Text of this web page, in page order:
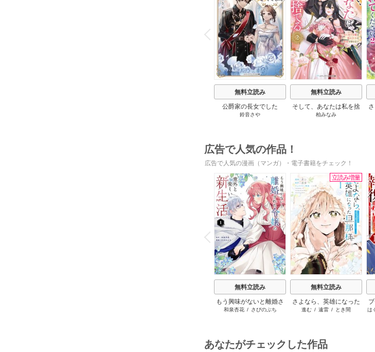
P
r
e
v
i
o
u
s
無料立読み
公爵家の長女でした
鈴音さや
無料立読み
そして、あなたは私を捨
てる
柏みなみ
広告で人気の作品！
広告で人気の漫画（マンガ）・電子書籍をチェック！
P
r
e
v
i
o
u
s
無料立読み
もう興味がないと離婚さ
れた令嬢の意外と楽しい
和泉杏花/ さびのぶち
立読み増量
無料立読み
さよなら、英雄になった
旦那様 ～ただ祈るだけ
進む / 遠雷 / とき間 は
あなたがチェックした作品